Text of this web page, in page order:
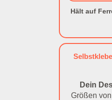
Hält auf
Dein
Größen